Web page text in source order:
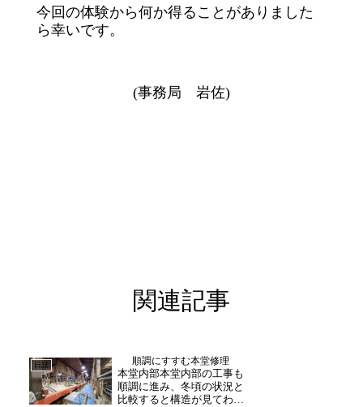
今回の体験から何か得ることがありました
ら幸いです。
(事務局 岩佐)
関連記事
日誌 順調にすすむ本堂修理
本堂内部本堂内部の工事も
順調に進み、冬頃の状況と
比較すると構造が見てわか